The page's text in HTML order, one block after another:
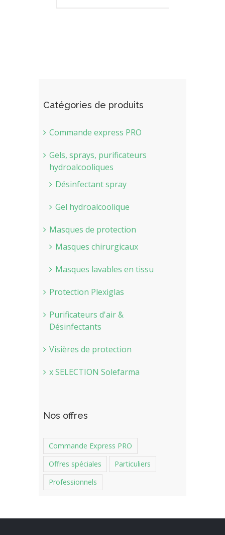
Catégories de produits
Commande express PRO
Gels, sprays, purificateurs
hydroalcooliques
Désinfectant spray
Gel hydroalcoolique
Masques de protection
Masques chirurgicaux
Masques lavables en tissu
Protection Plexiglas
Purificateurs d'air &
Désinfectants
Visières de protection
x SELECTION Solefarma
Nos offres
Commande Express PRO
Offres spéciales
Particuliers
Professionnels